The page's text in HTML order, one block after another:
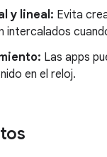
y lineal: Evita
intercalados
Las apps
en el reloj.